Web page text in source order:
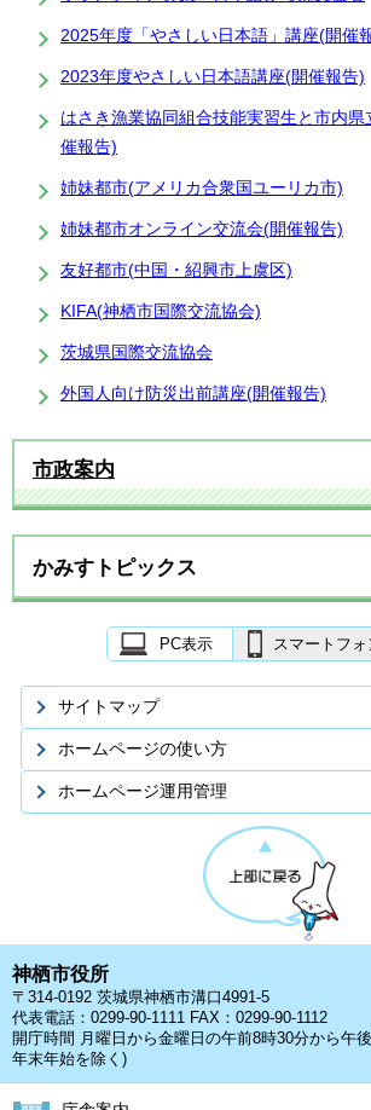
2025年度「やさしい日本語」講座(開催
2023年度やさしい日本語講座(開催報告)
はさき漁業協同組合技能実習生と市内県
催報告)
姉妹都市(アメリカ合衆国ユーリカ市)
姉妹都市オンライン交流会(開催報告)
友好都市(中国・紹興市上虞区)
KIFA(神栖市国際交流協会)
茨城県国際交流協会
外国人向け防災出前講座(開催報告)
市政案内
かみすトピックス
PC表示 スマートフ
サイトマップ
ホームページの使い方
ホームページ運用管理
神栖市役所
〒314-0192 茨城県神栖市溝口4991-5
代表電話：0299-90-1111 FAX：0299-90-1112
開庁時間 月曜日から金曜日の午前8時30分から午
年末年始を除く)